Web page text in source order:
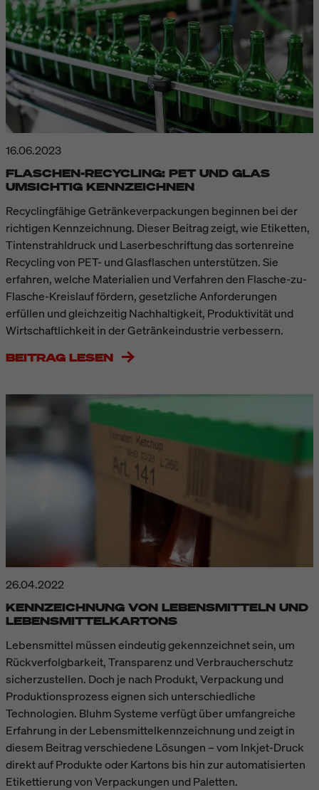
16.06.2023
FLASCHEN-RECYCLING: PET UND GLAS
UMSICHTIG KENNZEICHNEN
Recyclingfähige Getränkeverpackungen beginnen bei der
richtigen Kennzeichnung. Dieser Beitrag zeigt, wie Etiketten,
Tintenstrahldruck und Laserbeschriftung das sortenreine
Recycling von PET- und Glasflaschen unterstützen. Sie
erfahren, welche Materialien und Verfahren den Flasche-zu-
Flasche-Kreislauf fördern, gesetzliche Anforderungen
erfüllen und gleichzeitig Nachhaltigkeit, Produktivität und
Wirtschaftlichkeit in der Getränkeindustrie verbessern.
BEITRAG LESEN
26.04.2022
KENNZEICHNUNG VON LEBENSMITTELN UND
LEBENSMITTELKARTONS
Lebensmittel müssen eindeutig gekennzeichnet sein, um
Rückverfolgbarkeit, Transparenz und Verbraucherschutz
sicherzustellen. Doch je nach Produkt, Verpackung und
Produktionsprozess eignen sich unterschiedliche
Technologien. Bluhm Systeme verfügt über umfangreiche
Erfahrung in der Lebensmittelkennzeichnung und zeigt in
diesem Beitrag verschiedene Lösungen – vom Inkjet-Druck
direkt auf Produkte oder Kartons bis hin zur automatisierten
Etikettierung von Verpackungen und Paletten.